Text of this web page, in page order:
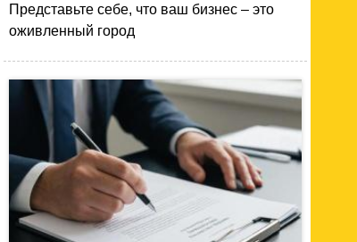
Представьте себе, что ваш бизнес – это
оживленный город